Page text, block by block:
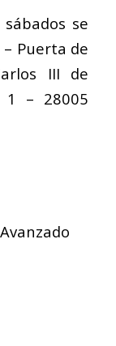
se
Puerta de
III de
1 – 28005